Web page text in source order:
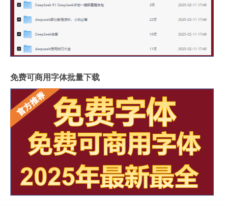
免费可商用字体批量下载